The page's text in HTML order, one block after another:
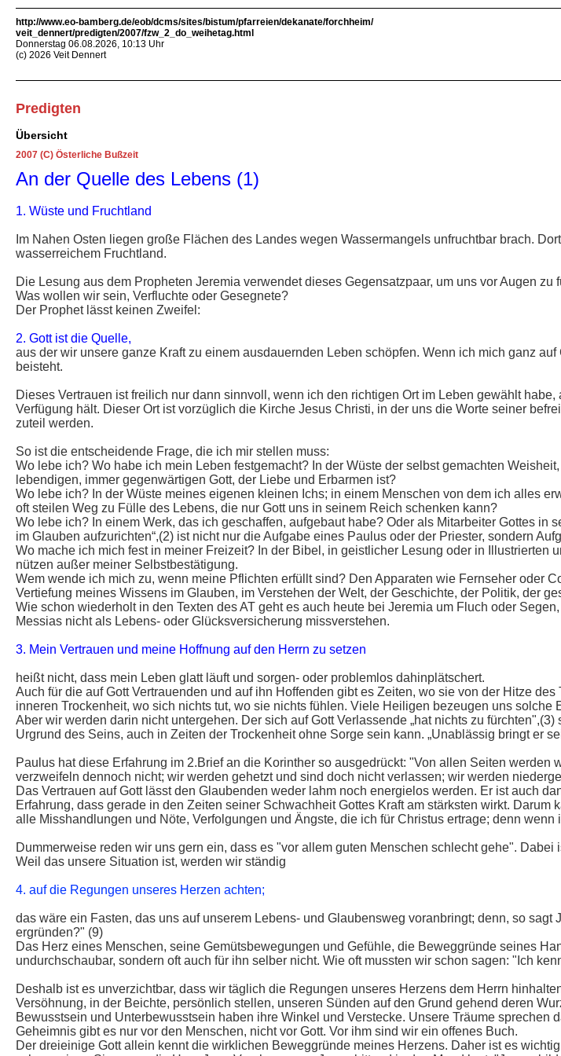
http://www.eo-bamberg.de/eob/dcms/sites/bistum/pfarreien/dekanate/forchheim/
veit_dennert/predigten/2007/fzw_2_do_weihetag.html
Donnerstag 06.08.2026, 10:13 Uhr
(c) 2026 Veit Dennert
Predigten
Übersicht
2007 (C) Österliche Bußzeit
An der Quelle des Lebens (1)
1. Wüste und Fruchtland
Im Nahen Osten liegen große Flächen des Landes wegen Wassermangels unfruchtbar brach.
wasserreichem Fruchtland.
Die Lesung aus dem Propheten Jeremia verwendet dieses Gegensatzpaar, um uns vor Augen
Was wollen wir sein, Verfluchte oder Gesegnete?
Der Prophet lässt keinen Zweifel:
2. Gott ist die Quelle,
aus der wir unsere ganze Kraft zu einem ausdauernden Leben schöpfen. Wenn ich mich ganz
beisteht.
Dieses Vertrauen ist freilich nur dann sinnvoll, wenn ich den richtigen Ort im Leben gewählt
Verfügung hält. Dieser Ort ist vorzüglich die Kirche Jesus Christi, in der uns die Worte seiner
zuteil werden.
So ist die entscheidende Frage, die ich mir stellen muss:
Wo lebe ich? Wo habe ich mein Leben festgemacht? In der Wüste der selbst gemachten
lebendigen, immer gegenwärtigen Gott, der Liebe und Erbarmen ist?
Wo lebe ich? In der Wüste meines eigenen kleinen Ichs; in einem Menschen von dem ich alles
oft steilen Weg zu Fülle des Lebens, die nur Gott uns in seinem Reich schenken kann?
Wo lebe ich? In einem Werk, das ich geschaffen, aufgebaut habe? Oder als Mitarbeiter Gottes in
im Glauben aufzurichten“,(2) ist nicht nur die Aufgabe eines Paulus oder der Priester, sondern
Wo mache ich mich fest in meiner Freizeit? In der Bibel, in geistlicher Lesung oder in
nützen außer meiner Selbstbestätigung.
Wem wende ich mich zu, wenn meine Pflichten erfüllt sind? Den Apparaten wie Fernseher oder
Vertiefung meines Wissens im Glauben, im Verstehen der Welt, der Geschichte, der Politik, der
Wie schon wiederholt in den Texten des AT geht es auch heute bei Jeremia um Fluch oder
Messias nicht als Lebens- oder Glücksversicherung missverstehen.
3. Mein Vertrauen und meine Hoffnung auf den Herrn zu setzen
heißt nicht, dass mein Leben glatt läuft und sorgen- oder problemlos dahinplätschert.
Auch für die auf Gott Vertrauenden und auf ihn Hoffenden gibt es Zeiten, wo sie von der Hitze
inneren Trockenheit, wo sich nichts tut, wo sie nichts fühlen. Viele Heiligen bezeugen uns solche
Aber wir werden darin nicht untergehen. Der sich auf Gott Verlassende „hat nichts zu
Urgrund des Seins, auch in Zeiten der Trockenheit ohne Sorge sein kann. „Unablässig bringt er
Paulus hat diese Erfahrung im 2.Brief an die Korinther so ausgedrückt: "Von allen Seiten
verzweifeln dennoch nicht; wir werden gehetzt und sind doch nicht verlassen; wir werden
Das Vertrauen auf Gott lässt den Glaubenden weder lahm noch energielos werden. Er ist auch
Erfahrung, dass gerade in den Zeiten seiner Schwachheit Gottes Kraft am stärksten wirkt.
alle Misshandlungen und Nöte, Verfolgungen und Ängste, die ich für Christus ertrage; denn wenn
Dummerweise reden wir uns gern ein, dass es "vor allem guten Menschen schlecht gehe".
Weil das unsere Situation ist, werden wir ständig
4. auf die Regungen unseres Herzen achten;
das wäre ein Fasten, das uns auf unserem Lebens- und Glaubensweg voranbringt; denn, so
ergründen?" (9)
Das Herz eines Menschen, seine Gemütsbewegungen und Gefühle, die Beweggründe seines
undurchschaubar, sondern oft auch für ihn selber nicht. Wie oft mussten wir schon sagen: "Ich
Deshalb ist es unverzichtbar, dass wir täglich die Regungen unseres Herzens dem Herrn
Versöhnung, in der Beichte, persönlich stellen, unseren Sünden auf den Grund gehend deren
Bewusstsein und Unterbewusstsein haben ihre Winkel und Verstecke. Unsere Träume
Geheimnis gibt es nur vor den Menschen, nicht vor Gott. Vor ihm sind wir ein offenes Buch.
Der dreieinige Gott allein kennt die wirklichen Beweggründe meines Herzens. Daher ist es